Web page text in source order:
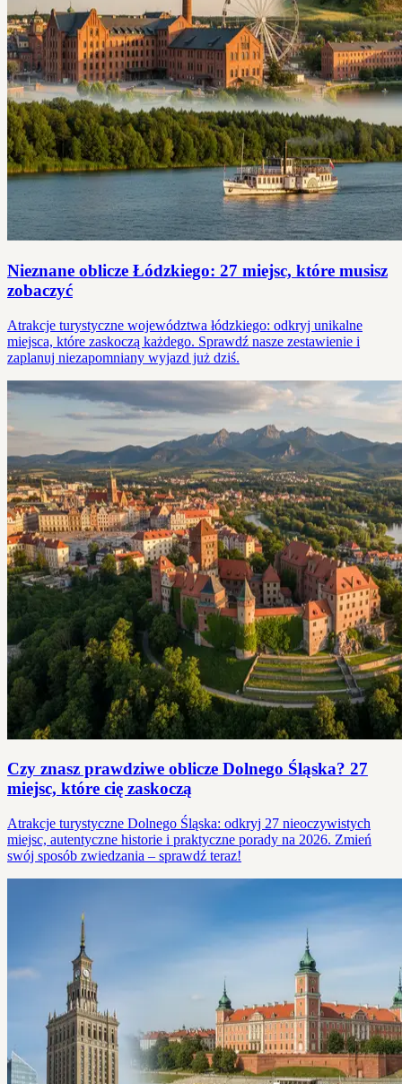
Nieznane oblicze Łódzkiego: 27 miejsc, które musisz
zobaczyć
Atrakcje turystyczne województwa łódzkiego: odkryj unikalne
miejsca, które zaskoczą każdego. Sprawdź nasze zestawienie i
zaplanuj niezapomniany wyjazd już dziś.
Czy znasz prawdziwe oblicze Dolnego Śląska? 27
miejsc, które cię zaskoczą
Atrakcje turystyczne Dolnego Śląska: odkryj 27 nieoczywistych
miejsc, autentyczne historie i praktyczne porady na 2026. Zmień
swój sposób zwiedzania – sprawdź teraz!